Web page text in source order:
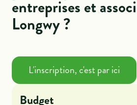
entreprises et
Longwy ?
L'inscription, c'est par ici
Budget